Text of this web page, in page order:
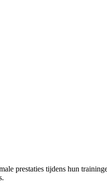
prestaties tijdens hun